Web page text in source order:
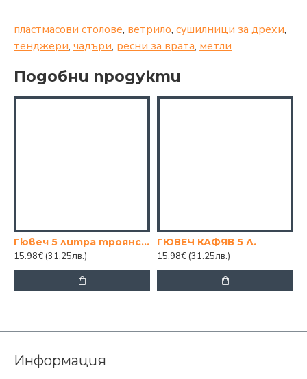
пластмасови столове, ветрило, сушилници за дрехи,
тенджери, чадъри, ресни за врата, метли
Подобни продукти
Гювеч 5 литра троянска шарка
15.98€ (31.25лв.)
ГЮВЕЧ КАФЯВ 5 Л.
15.98€ (31.25лв.)
Информация